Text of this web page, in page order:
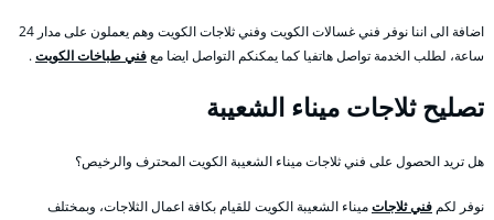
اضافة الى اننا نوفر فني غسالات الكويت وفني ثلاجات الكويت وهم يعملون على مدار 24
ساعة، لطلب الخدمة تواصل هاتفيا كما يمكنكم التواصل ايضا معفني طباخات الكويت.
تصليح ثلاجات ميناء الشعيبة
هل تريد الحصول على فني ثلاجات ميناء الشعيبة الكويت المحترف والرخيص؟
نوفر لكم فني ثلاجاتميناء الشعيبة الكويت للقيام بكافة اعمال الثلاجات، وبمختلف